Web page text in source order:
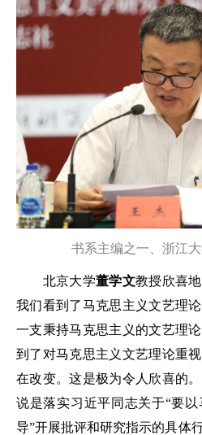
书系主编之一、浙江
北京大学董学文教授欣喜
我们看到了马克思主义文艺理
一支秉持马克思主义的文艺理
到了对马克思主义文艺理论重
在改变。这是极为令人欣喜的
说是落实习近平同志关于“要
导”开展批评和研究指示的具体